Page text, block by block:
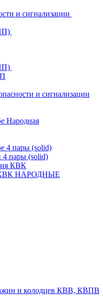
и сигнализации
и сигнализации
Народная
4 пары (solid)
4 пары (solid)
КВК
КВК НАРОДНЫЕ
и колодцев КВВ, КВПВ